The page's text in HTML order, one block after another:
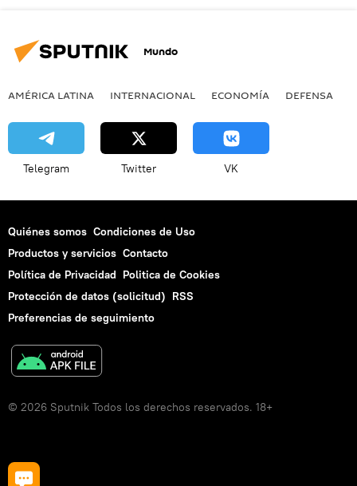
Mundo
AMÉRICA LATINA INTERNACIONAL ECONOMÍA DEFENSA
Telegram Twitter VK
Quiénes somos Condiciones de Uso
Productos y servicios Contacto
Política de Privacidad Politica de Cookies
Protección de datos (solicitud) RSS
Preferencias de seguimiento
© 2026 Sputnik Todos los derechos reservados. 18+